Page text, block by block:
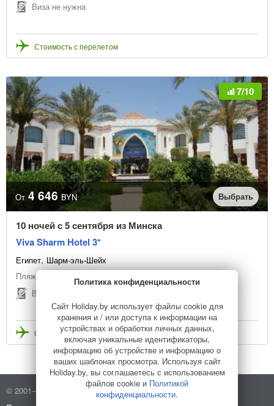
Виза не нужна
Стоимость с перелетом
7/10
От 4 646 BYN Выбрать
10 ночей с 5 сентября из Минска
Viva Sharm Hotel 3*
Египет Шарм-эль-Шейх
Пляжный отдых
Виза не нужна
Стоимость с перелетом
© 2001–2026 Holiday.by
Правила использования сайта
Политика конфиденциальности
Сайт Holiday.by использует файлы cookie для
хранения и / или доступа к информации на
устройствах и обработки личных данных,
включая уникальные идентификаторы,
информацию об устройстве и информацию о
ваших шаблонах просмотра. Используя сайт
Holiday.by, вы соглашаетесь с использованием
файлов cookie и Политикой
конфиденциальности.